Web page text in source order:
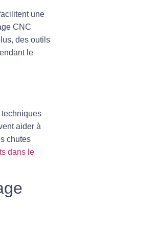
une
CNC
des outils
le
aider à
chutes
dans le